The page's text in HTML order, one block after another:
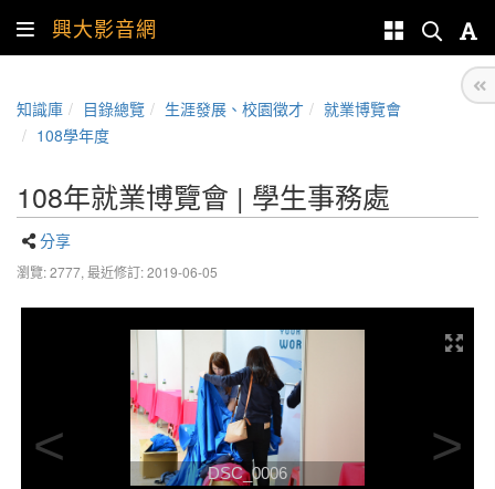
興大影音網
知識庫 目錄總覽 生涯發展、校園徵才
就業博覽會
108學年度
108年就業博覽會 | 學生事務處
分享
瀏覽: 2777, 最近修訂: 2019-06-05